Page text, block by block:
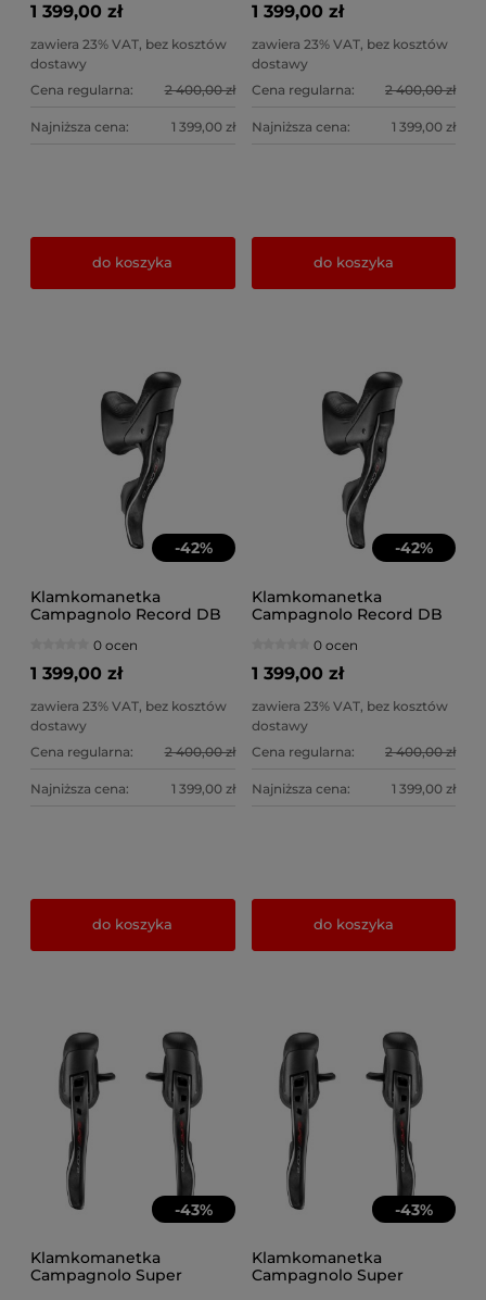
1 399,00 zł
zawiera 23% VAT, bez kosztów
dostawy
Cena regularna:
2 400,00 zł
Najniższa cena: 1 399,00 zł
do koszyka
1 399,00 zł
zawiera 23% VAT, bez kosztów
dostawy
Cena regularna:
2 400,00 zł
Najniższa cena: 1 399,00 zł
do koszyka
-42%
Klamkomanetka
Campagnolo Record DB
0 ocen
1 399,00 zł
zawiera 23% VAT, bez kosztów
dostawy
Cena regularna:
2 400,00 zł
Najniższa cena: 1 399,00 zł
do koszyka
-42%
Klamkomanetka
Campagnolo Record DB
0 ocen
1 399,00 zł
zawiera 23% VAT, bez kosztów
dostawy
Cena regularna:
2 400,00 zł
Najniższa cena: 1 399,00 zł
do koszyka
-43%
Klamkomanetka
Campagnolo Super
-43%
Klamkomanetka
Campagnolo Super